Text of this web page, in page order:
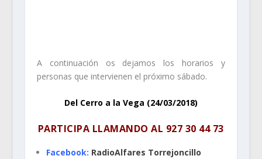
A continuación os dejamos los horarios y
personas que intervienen el próximo sábado.
Del Cerro a la Vega (24/03/2018)
PARTICIPA LLAMANDO AL 927 30 44 73
Facebook: RadioAlfares Torrejoncillo